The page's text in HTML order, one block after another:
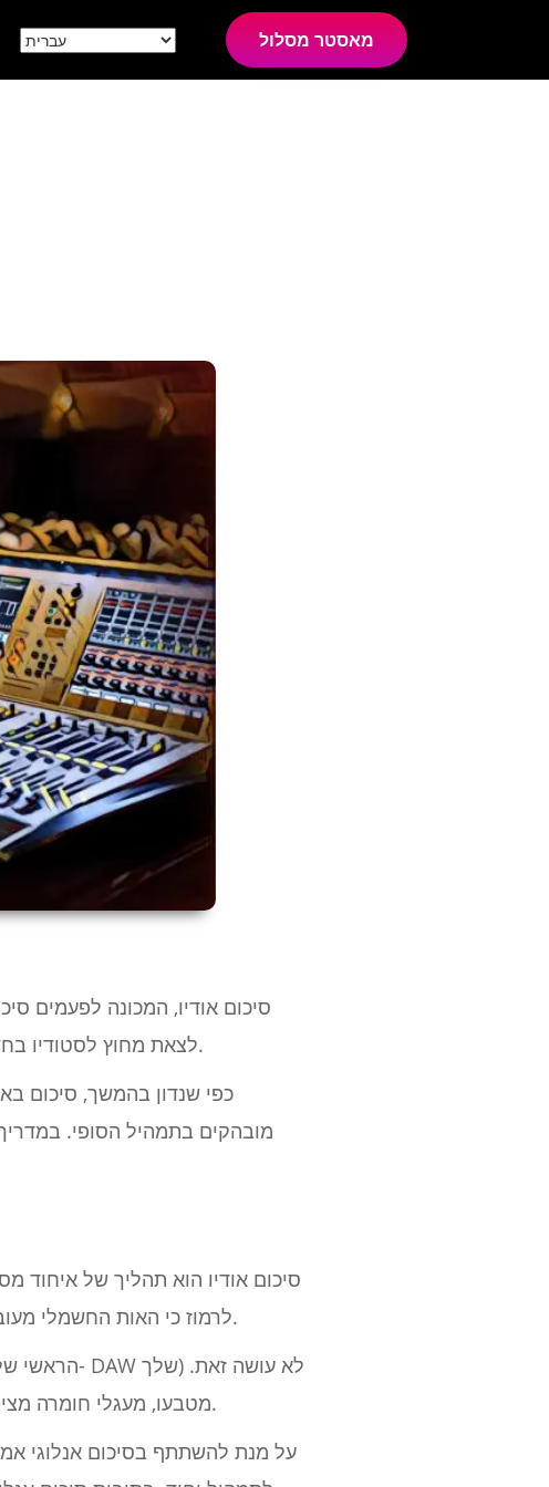
מאסטר מסלול
סיכום אודיו, המכונה לפעמים
לצאת מחוץ לסטודיו בחדר השינה שלך. יצירת מסלול מלוטש אינה עוסקת רק ביצירתיות, אלא גם באסטרטגיה.
כפי שנדון בהמשך, סיכום
מובהקים בתמהיל הסופי.
סיכום אודיו הוא תהליך של איחוד
לרמוז כי האות החשמלי מעובד באמצעות ציוד אנלוגי כלשהו, וזו הסיבה שסיכום מכונה לעתים קרובות סיכום אנלוגי.
מטבעו, מעגלי חומרה מציגים "פגמים" עדינים, המכונים לפעמים לא לינאריות, שיכולים לספק חום ואופי למסלול.
על מנת להשתתף בסיכום אנלוגי